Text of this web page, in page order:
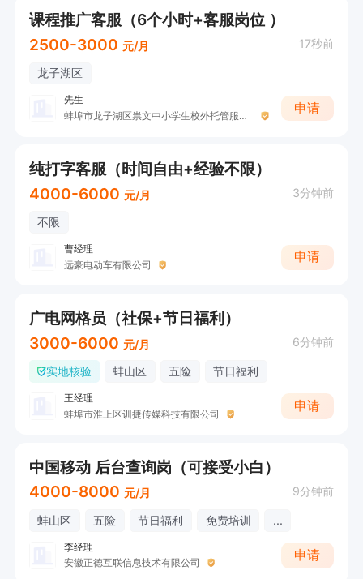
课程推广客服（6个小时+客服岗位 ）
2500-3000 元/月 17秒前
龙子湖区
先生
蚌埠市龙子湖区祟文中小学生校外托管服务部
申请
纯打字客服（时间自由+经验不限）
4000-6000 元/月 3分钟前
不限
曹经理
远豪电动车有限公司
申请
广电网格员（社保+节日福利）
3000-6000 元/月 6分钟前
实地核验 蚌山区 五险 节日福利
王经理
蚌埠市淮上区训捷传媒科技有限公司
申请
中国移动 后台查询岗（可接受小白）
4000-8000 元/月 9分钟前
蚌山区 五险 节日福利 免费培训 ...
李经理
安徽正德互联信息技术有限公司
申请